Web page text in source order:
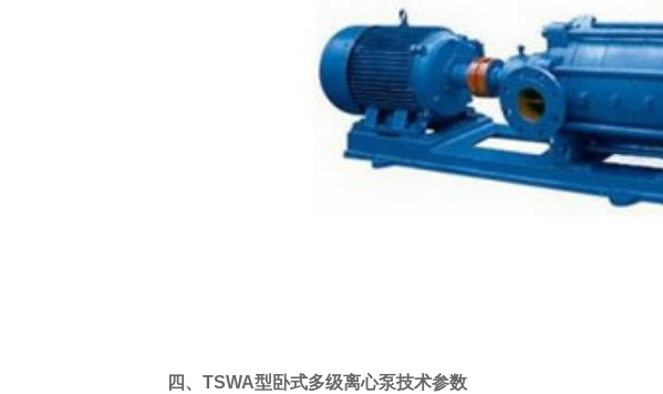
四、TSWA型卧式多级离心泵技术参数